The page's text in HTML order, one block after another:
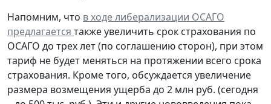
Напомним, что в ходе либерализации ОСАГО
предлагается также увеличить срок страхования по
ОСАГО до трех лет (по соглашению сторон), при этом
тариф не будет меняться на протяжении всего срока
страхования. Кроме того, обсуждается увеличение
размера возмещения ущерба до 2 млн руб. (сегодня